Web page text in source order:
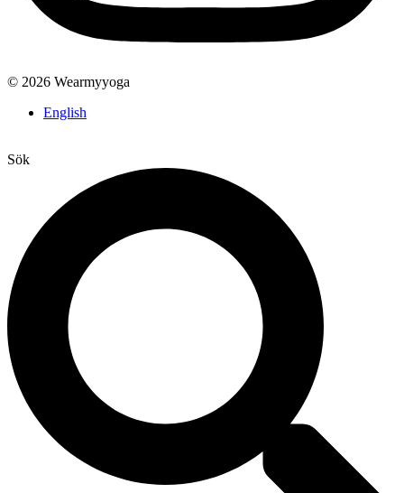
© 2026 Wearmyyoga
English
Sök